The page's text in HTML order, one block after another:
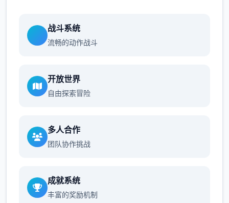
战斗系统
流畅的动作战斗
开放世界
自由探索冒险
多人合作
团队协作挑战
成就系统
丰富的奖励机制